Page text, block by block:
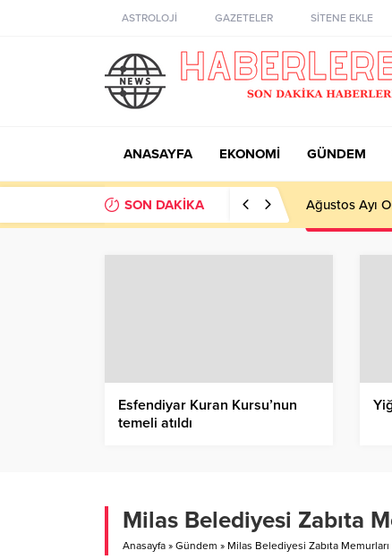
ASTROLOJİ GAZETELER SİTENE EKLE
ANASAYFA EKONOMİ GÜNDEM
SON DAKİKA Ağustos Ayı
Esfendiyar Kuran Kursu’nun
temeli atıldı
Milas Belediyesi Zabıta
Anasayfa » Gündem » Milas Belediyesi Zabıta